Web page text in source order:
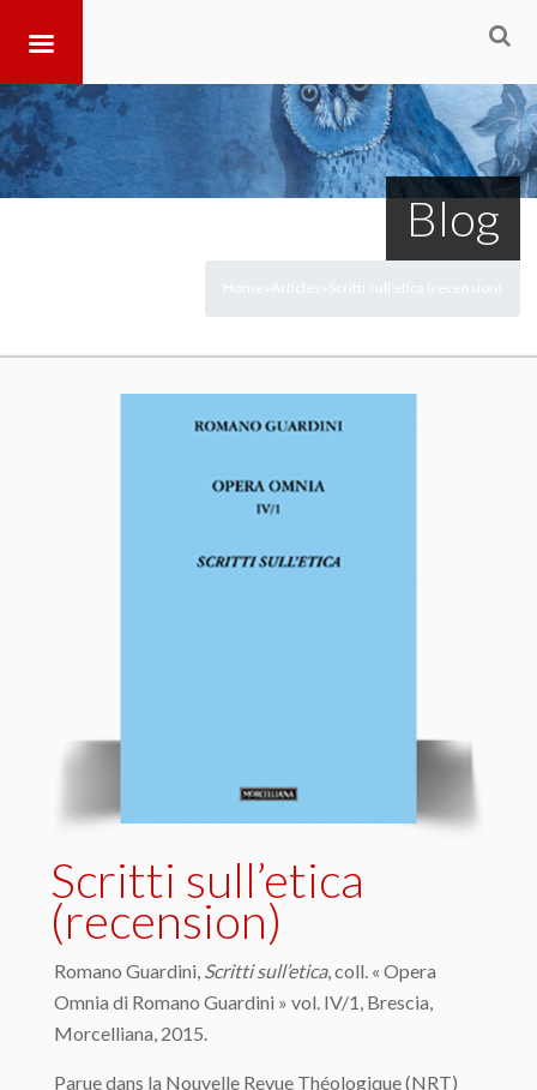
Blog
Scritti sull’etica
(recension)
Romano Guardini, Scritti sull’etica, coll. « Opera
Omnia di Romano Guardini » vol. IV/1, Brescia,
Morcelliana, 2015.
Parue dans la Nouvelle Revue Théologique (NRT)